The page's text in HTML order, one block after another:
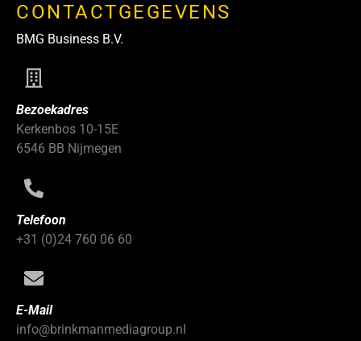
CONTACTGEGEVENS
BMG Business B.V.
Bezoekadres
Kerkenbos 10-15E
6546 BB Nijmegen
Telefoon
+31 (0)24 760 06 60
E-Mail
info@brinkmanmediagroup.nl